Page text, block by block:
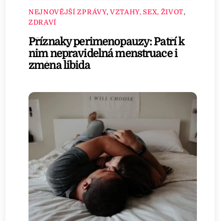
NEJNOVĚJŠÍ ZPRÁVY, VZTAHY, SEX, ŽIVOT,
ZDRAVÍ
Příznaky perimenopauzy: Patří k
nim nepravidelná menstruace i
změna libida